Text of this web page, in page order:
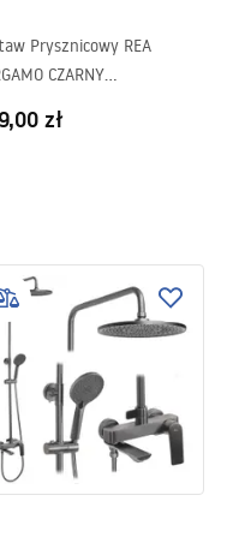
Prysznicowy REA
CZARNY
zł